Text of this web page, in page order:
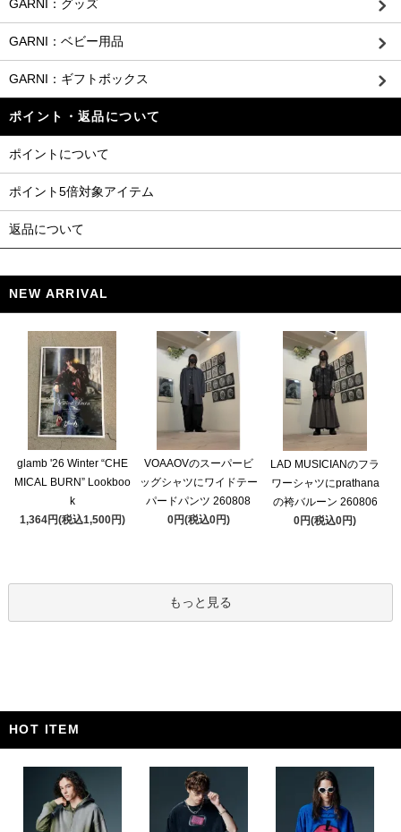
GARNI：グッズ
GARNI：ベビー用品
GARNI：ギフトボックス
ポイント・返品について
ポイントについて
ポイント5倍対象アイテム
返品について
NEW ARRIVAL
glamb '26 Winter “CHE
MICAL BURN” Lookboo
k
1,364円(税込1,500円)
VOAAOVのスーパービ
ッグシャツにワイドテー
パードパンツ 260808
0円(税込0円)
LAD MUSICIANのフラ
ワーシャツにprathana
の袴バルーン 260806
0円(税込0円)
もっと見る
HOT ITEM